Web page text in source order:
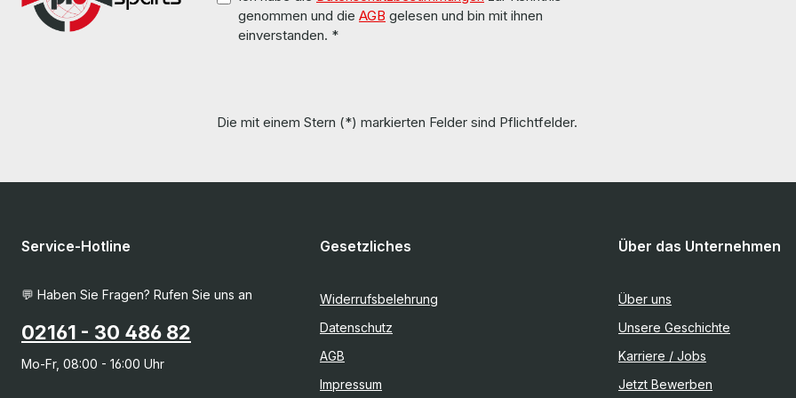
761880-011 RAID support Yes / ja USB 2x USB
(2x USB 3.0 rear) Seriell none / ohne VGA 1x D-
information and details can be found on the
100% working!!! Alle Teile sind gebraucht aber
100 % in Ordnung!!!
genommen und die AGB gelesen und bin mit ihnen
einverstanden. *
Die mit einem Stern (*) markierten Felder sind Pflichtfelder.
Service-Hotline
💬 Haben Sie Fragen? Rufen Sie uns an
02161 - 30 486 82
Mo-Fr, 08:00 - 16:00 Uhr
Gesetzliches
Widerrufsbelehrung
Datenschutz
AGB
Impressum
Über das Unternehmen
Über uns
Unsere Geschichte
Karriere / Jobs
Jetzt Bewerben